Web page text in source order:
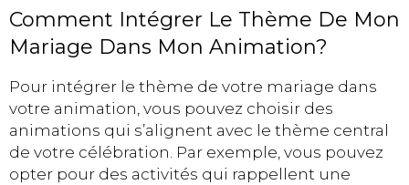
Comment Intégrer Le Thème De Mon
Mariage Dans Mon Animation?
Pour intégrer le thème de votre mariage dans
votre animation, vous pouvez choisir des
animations qui s’alignent avec le thème central
de votre célébration. Par exemple, vous pouvez
opter pour des activités qui rappellent une